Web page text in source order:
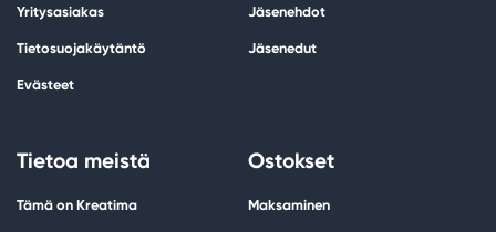
Yritysasiakas
Tietosuojakäytäntö
Evästeet
Jäsenehdot
Jäsenedut
Tietoa meistä
Tämä on Kreatima
Ostokset
Maksaminen